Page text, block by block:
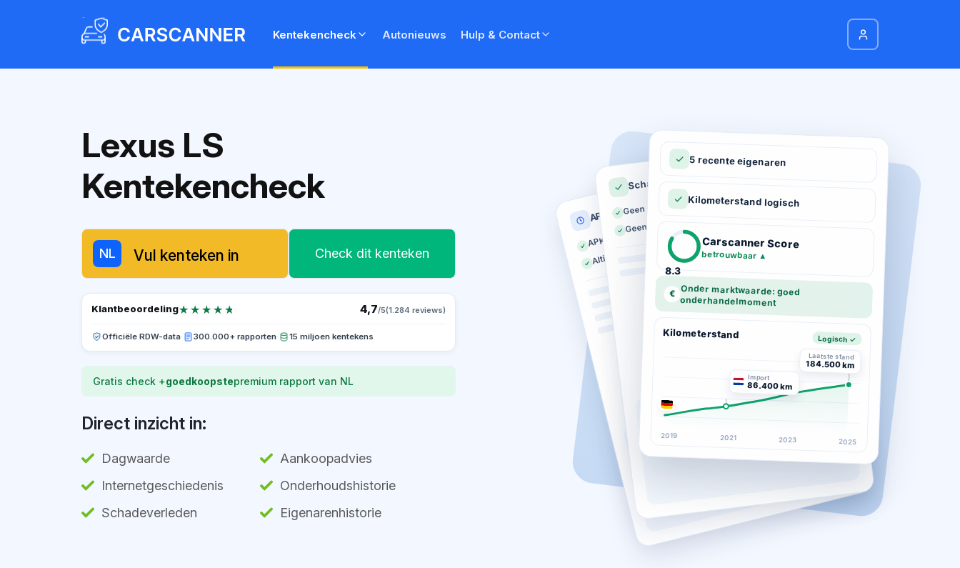
Kentekencheck Autonieuws Hulp & Contact
Lexus LS
Kentekencheck
NL Check dit kenteken
Klantbeoordeling★★★★★
★★★★★ 4,7/5(1.284 reviews)
Officiële RDW-data· 300.000+ rapporten· 15 miljoen kentekens
Gratis check +goedkoopstepremium rapport van NL
Direct inzicht in:
Dagwaarde
Aankoopadvies
Internetgeschiedenis
Onderhoudshistorie
Schadeverleden
Eigenarenhistorie
APK historie
APK geldig tot 03-2026
Altijd op tijd gekeurd
Schadeverleden
Geen schade geregistreerd
Geen total loss gemeld
5 recente eigenaren
Kilometerstand logisch
8.3
Carscanner Score
betrouwbaar ▲
€ Onder marktwaarde: goed
onderhandelmoment
Kilometerstand Logisch ✓
Laatste stand
184.500 km
Import
86.400 km
2019 2021 2023 2025